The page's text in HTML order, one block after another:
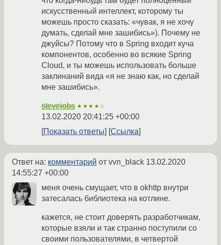
искусственный интеллект, которому ты
можешь просто сказать: «чувак, я не хочу
думать, сделай мне зашибись»). Почему не
джуйсы? Потому что в Spring входит куча
компонентов, особенно во всякие Spring
Cloud, и ты можешь использовать больше
заклинаний вида «я не знаю как, но сделай
мне зашибись».
stevejobs ★★★★☆
13.02.2020 20:41:25 +00:00
Показать ответы
Ссылка
Ответ на: комментарий от vvn_black 13.02.2020
14:55:27 +00:00
меня очень смущает, что в okhttp внутри
затесалась библиотека на котлине.
кажется, не стоит доверять разработчикам,
которые взяли и так странно поступили со
своими пользователями, в четвертой